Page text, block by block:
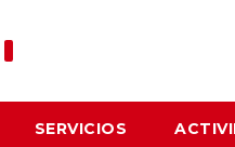
SERVICIOS